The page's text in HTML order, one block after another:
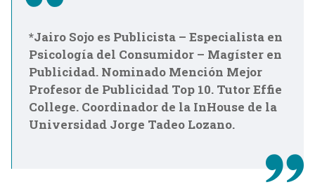
*Jairo Sojo es Publicista – Especialista en
Psicología del Consumidor – Magíster en
Publicidad. Nominado Mención Mejor
Profesor de Publicidad Top 10. Tutor Effie
College. Coordinador de la InHouse de la
Universidad Jorge Tadeo Lozano.